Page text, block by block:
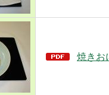
焼きお